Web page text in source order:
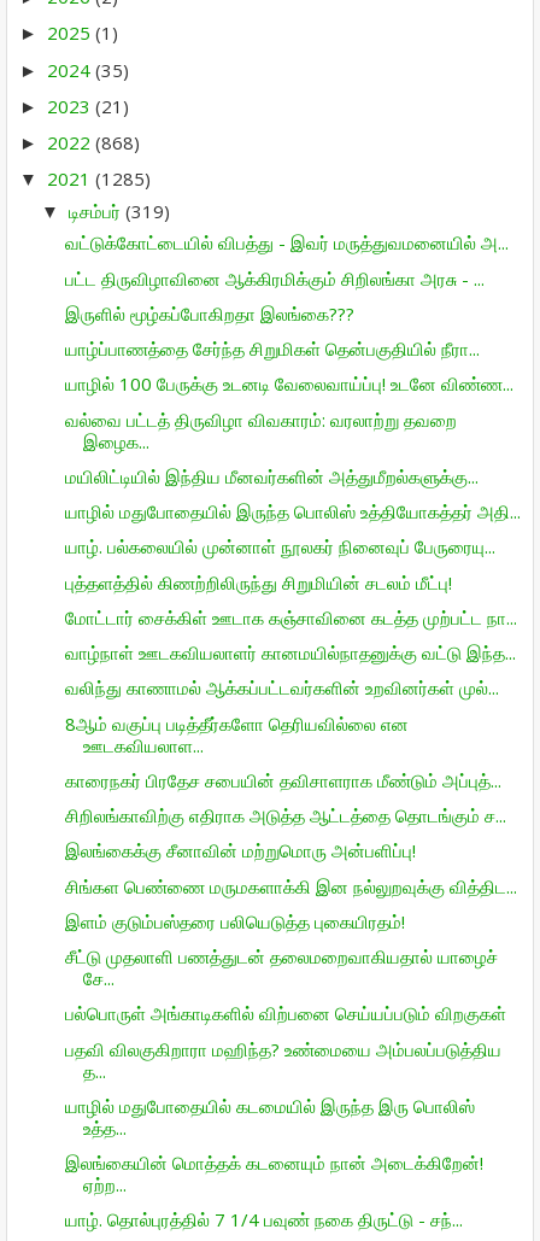
► 2025 (1)
► 2024 (35)
► 2023 (21)
► 2022 (868)
▼ 2021 (1285)
▼ டிசம்பர் (319)
வட்டுக்கோட்டையில் விபத்து - இவர் மருத்துவமனையில் அ...
பட்ட திருவிழாவினை ஆக்கிரமிக்கும் சிறிலங்கா அரசு - ...
இருளில் மூழ்கப்போகிறதா இலங்கை???
யாழ்ப்பாணத்தை சேர்ந்த சிறுமிகள் தென்பகுதியில் நீரா...
யாழில் 100 பேருக்கு உடனடி வேலைவாய்ப்பு! உடனே விண்ண...
வல்வை பட்டத் திருவிழா விவகாரம்: வரலாற்று தவறை
இழைக...
மயிலிட்டியில் இந்திய மீனவர்களின் அத்துமீறல்களுக்கு...
யாழில் மதுபோதையில் இருந்த பொலிஸ் உத்தியோகத்தர் அதி...
யாழ். பல்கலையில் முன்னாள் நூலகர் நினைவுப் பேருரையு...
புத்தளத்தில் கிணற்றிலிருந்து சிறுமியின் சடலம் மீட்பு!
மோட்டார் சைக்கிள் ஊடாக கஞ்சாவினை கடத்த முற்பட்ட நா...
வாழ்நாள் ஊடகவியலாளர் கானமயில்நாதனுக்கு வட்டு இந்த...
வலிந்து காணாமல் ஆக்கப்பட்டவர்களின் உறவினர்கள் முல்...
8ஆம் வகுப்பு படித்தீர்களோ தெரியவில்லை என
ஊடகவியலாள...
காரைநகர் பிரதேச சபையின் தவிசாளராக மீண்டும் அப்புத்...
சிறிலங்காவிற்கு எதிராக அடுத்த ஆட்டத்தை தொடங்கும் ச...
இலங்கைக்கு சீனாவின் மற்றுமொரு அன்பளிப்பு!
சிங்கள பெண்ணை மருமகளாக்கி இன நல்லுறவுக்கு வித்திட...
இளம் குடும்பஸ்தரை பலியெடுத்த புகையிரதம்!
சீட்டு முதலாளி பணத்துடன் தலைமறைவாகியதால் யாழைச்
சே...
பல்பொருள் அங்காடிகளில் விற்பனை செய்யப்படும் விறகுகள்
பதவி விலகுகிறாரா மஹிந்த? உண்மையை அம்பலப்படுத்திய
த...
யாழில் மதுபோதையில் கடமையில் இருந்த இரு பொலிஸ்
உத்த...
இலங்கையின் மொத்தக் கடனையும் நான் அடைக்கிறேன்!
ஏற்ற...
யாழ். தொல்புரத்தில் 7 1/4 பவுண் நகை திருட்டு - சந்...